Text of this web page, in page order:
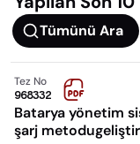
Tümünü Ara
Tez No
968332
Batarya yönetim
şarj